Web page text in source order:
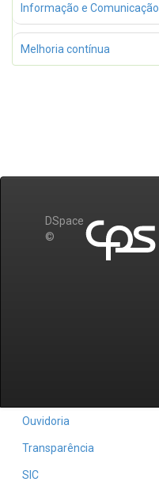
Informação e Comunicação
Melhoria contínua
DSpace
©
Ouvidoria
Transparência
SIC